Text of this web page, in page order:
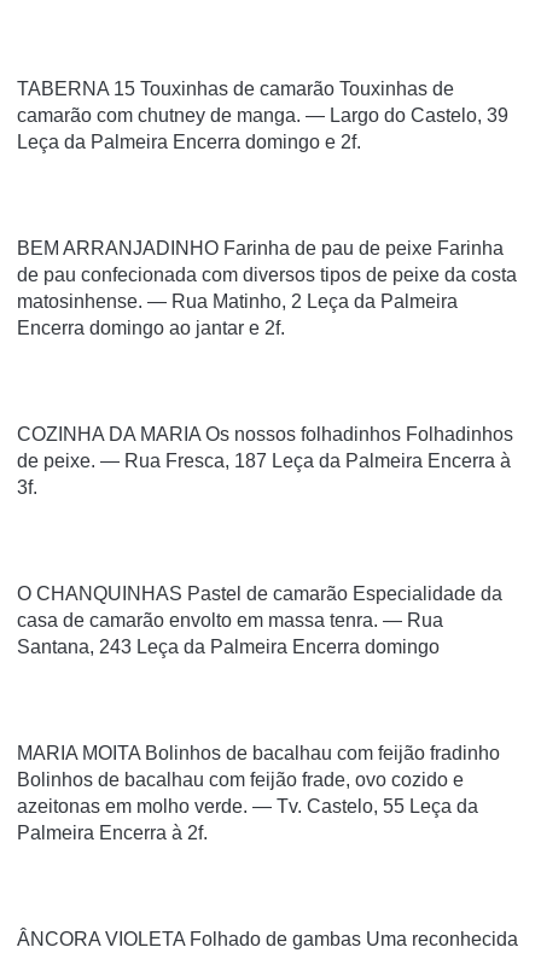
TABERNA 15 Touxinhas de camarão Touxinhas de
camarão com chutney de manga. — Largo do Castelo, 39
Leça da Palmeira Encerra domingo e 2f.
BEM ARRANJADINHO Farinha de pau de peixe Farinha
de pau confecionada com diversos tipos de peixe da costa
matosinhense. — Rua Matinho, 2 Leça da Palmeira
Encerra domingo ao jantar e 2f.
COZINHA DA MARIA Os nossos folhadinhos Folhadinhos
de peixe. — Rua Fresca, 187 Leça da Palmeira Encerra à
3f.
O CHANQUINHAS Pastel de camarão Especialidade da
casa de camarão envolto em massa tenra. — Rua
Santana, 243 Leça da Palmeira Encerra domingo
MARIA MOITA Bolinhos de bacalhau com feijão fradinho
Bolinhos de bacalhau com feijão frade, ovo cozido e
azeitonas em molho verde. — Tv. Castelo, 55 Leça da
Palmeira Encerra à 2f.
ÂNCORA VIOLETA Folhado de gambas Uma reconhecida